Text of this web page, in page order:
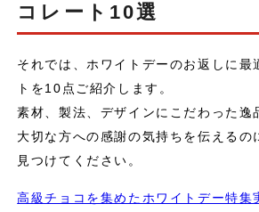
コレート10選
それでは、ホワイトデーのお返しに最
トを10点ご紹介します。
素材、製法、デザインにこだわった逸
大切な方への感謝の気持ちを伝えるの
見つけてください。
高級チョコを集めたホワイトデー特集